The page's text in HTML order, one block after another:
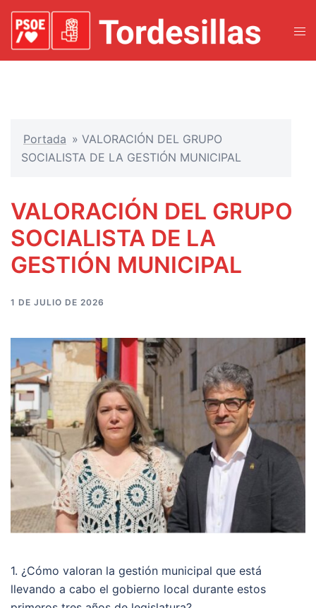
Portada » VALORACIÓN DEL GRUPO
SOCIALISTA DE LA GESTIÓN MUNICIPAL
VALORACIÓN DEL GRUPO
SOCIALISTA DE LA
GESTIÓN MUNICIPAL
1 DE JULIO DE 2026
1. ¿Cómo valoran la gestión municipal que está
llevando a cabo el gobierno local durante estos